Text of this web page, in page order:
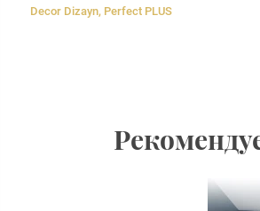
Decor Dizayn, Perfect PLUS